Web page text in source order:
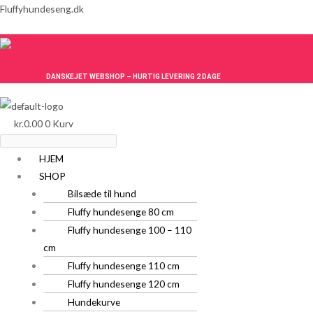
Gå
indholdet
Fluffyhundeseng.dk
DANSKEJET WEBSHOP – HURTIG LEVERING 2 DAGE
kr.0.000 Kurv
Menu
HJEM
SHOP
Bilsæde til hund
Fluffy hundesenge 80 cm
Fluffy hundesenge 100 – 110
cm
Fluffy hundesenge 110 cm
Fluffy hundesenge 120 cm
Hundekurve
Menu